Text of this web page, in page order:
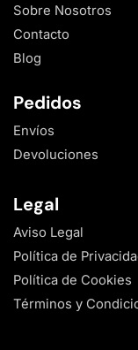
Sobre Nosotros
Contacto
Blog
Pedidos
Envíos
Devoluciones
Legal
Aviso Legal
Política de
Política de Cookies
Términos y